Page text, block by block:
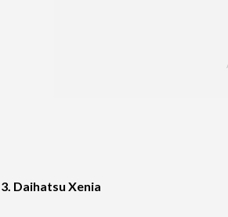
3. Daihatsu Xenia